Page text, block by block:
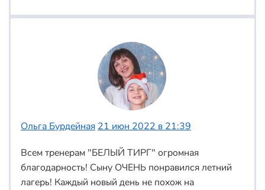
Ольга Бурдейная21 июн 2022 в 21:39
Всем тренерам "БЕЛЫЙ ТИРГ" огромная
благодарность! Сыну ОЧЕНЬ понравился летний
лагерь! Каждый новый день не похож на